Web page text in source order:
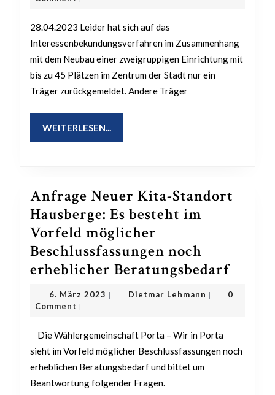
mit
dem
Neubau
einer
zweigruppigen
28.04.2023 Leider hat sich auf das
Interessenbekundungsverfahren im Zusammenhang
mit dem Neubau einer zweigruppigen Einrichtung mit
bis zu 45 Plätzen im Zentrum der Stadt nur ein
Träger zurückgemeldet. Andere Träger
WEITERLESEN...
Anfrage Neuer Kita-Standort
Hausberge: Es besteht im
Vorfeld möglicher
Beschlussfassungen noch
erheblicher Beratungsbedarf
Neuer
Es
6. März 2023 6.| Dietmar Lehmann Dietmar
|
0
Comment |
Die Wählergemeinschaft Porta – Wir in Porta
sieht im Vorfeld möglicher Beschlussfassungen noch
erheblichen Beratungsbedarf und bittet um
Beantwortung folgender Fragen.